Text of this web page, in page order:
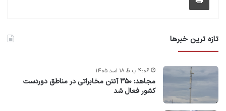
تازه ترین خبرها
مجاهد: ۳۵۰ آنتن مخابراتی در مناطق دوردست
کشور فعال شد
۴:۰۶ ب.ظ ۱۸ اسد ۱۴۰۵